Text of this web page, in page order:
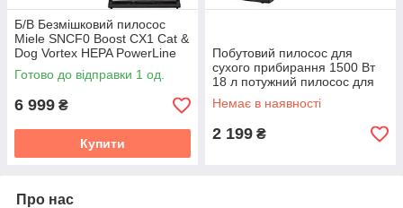
Б/В Безмішковий пилосос
Miele SNCF0 Boost CX1 Cat &
Dog Vortex HEPA PowerLine
TurboTeQ
Готово до відправки 1 од.
6 999 ₴
Купити
Побутовий пилосос для
сухого прибирання 1500 Вт
18 л потужний пилосос для
дому офісу та майстерні
Немає в наявності
2 199 ₴
Про нас